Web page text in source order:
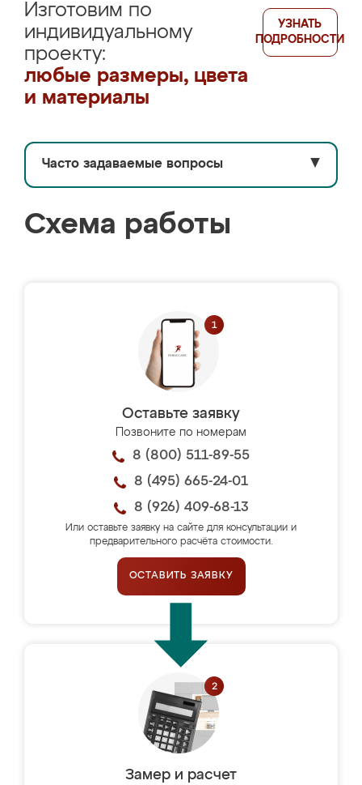
Изготовим по
индивидуальному
проекту:
любые размеры, цвета
и материалы
УЗНАТЬ
ПОДРОБНОСТИ
Часто задаваемые вопросы ▼
Схема работы
Оставьте заявку
Позвоните по номерам
8 (800) 511-89-55
8 (495) 665-24-01
8 (926) 409-68-13
Или оставьте заявку на сайте для консультации и
предварительного расчёта стоимости.
ОСТАВИТЬ ЗАЯВКУ
Замер и расчет